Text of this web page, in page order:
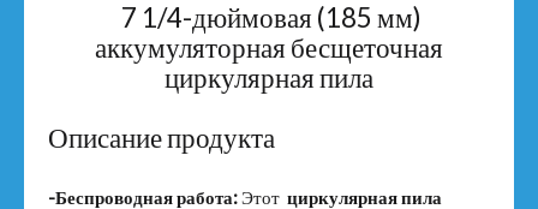
7 1/4-дюймовая (185 мм)
аккумуляторная бесщеточная
циркулярная пила
Описание продукта
-Беспроводная работа:Этот циркулярная пила